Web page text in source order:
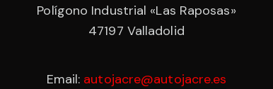
Polígono Industrial «Las Raposas»
47197 Valladolid
Email: autojacre@autojacre.es